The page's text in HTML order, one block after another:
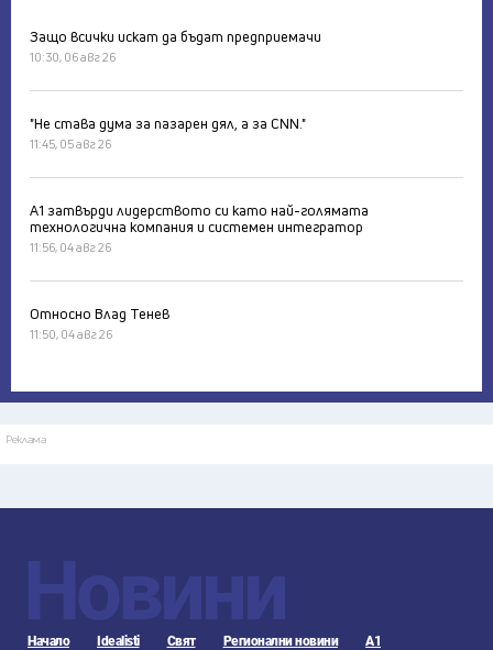
Защо всички искат да бъдат предприемачи
10:30, 06 авг 26
"Не става дума за пазарен дял, а за CNN."
11:45, 05 авг 26
А1 затвърди лидерството си като най-голямата
технологична компания и системен интегратор
11:56, 04 авг 26
Относно Влад Тенев
11:50, 04 авг 26
Реклама
Новини
Начало Idealisti Свят Регионални новини А1